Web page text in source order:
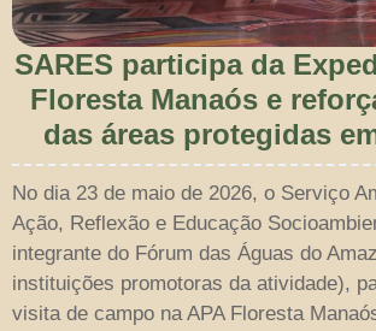
SARES participa da
Floresta Manaós e
das áreas protegidas
No dia 23 de maio de 2026, o Serviço
Ação, Reflexão e Educação
integrante do Fórum das Águas do
instituições promotoras da atividade),
visita de campo na APA Floresta